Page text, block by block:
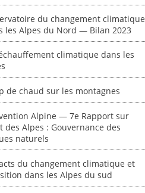
du changement climatique
les Alpes du Nord — Bilan 2023
climatique dans les
de chaud sur les montagnes
Alpine — 7e Rapport sur
des Alpes : Gouvernance des
naturels
du changement climatique et
dans les Alpes du sud